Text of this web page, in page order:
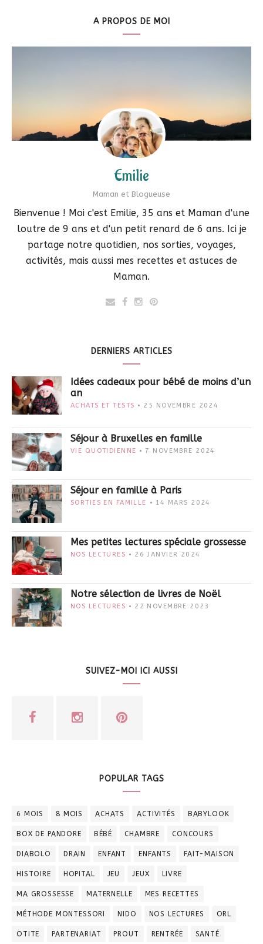
A PROPOS DE MOI
Emilie
Maman et Blogueuse
Bienvenue ! Moi c'est Emilie, 35 ans et Maman d'une
loutre de 9 ans et d'un petit renard de 6 ans. Ici je
partage notre quotidien, nos sorties, voyages,
activités, mais aussi mes recettes et astuces de
Maman.
DERNIERS ARTICLES
Idées cadeaux pour bébé de moins d’un
an
ACHATS ET TESTS 25 NOVEMBRE 2024
Séjour à Bruxelles en famille
VIE QUOTIDIENNE 7 NOVEMBRE 2024
Séjour en famille à Paris
SORTIES EN FAMILLE 14 MARS 2024
Mes petites lectures spéciale grossesse
NOS LECTURES 26 JANVIER 2024
Notre sélection de livres de Noël
NOS LECTURES 22 NOVEMBRE 2023
SUIVEZ-MOI ICI AUSSI
POPULAR TAGS
6 MOIS 8 MOIS ACHATS ACTIVITÉS BABYLOOK
BOX DE PANDORE BÉBÉ CHAMBRE CONCOURS
DIABOLO DRAIN ENFANT ENFANTS FAIT-MAISON
HISTOIRE HOPITAL JEU JEUX LIVRE
MA GROSSESSE MATERNELLE MES RECETTES
MÉTHODE MONTESSORI NIDO NOS LECTURES ORL
OTITE PARTENARIAT PROUT RENTRÉE SANTÉ